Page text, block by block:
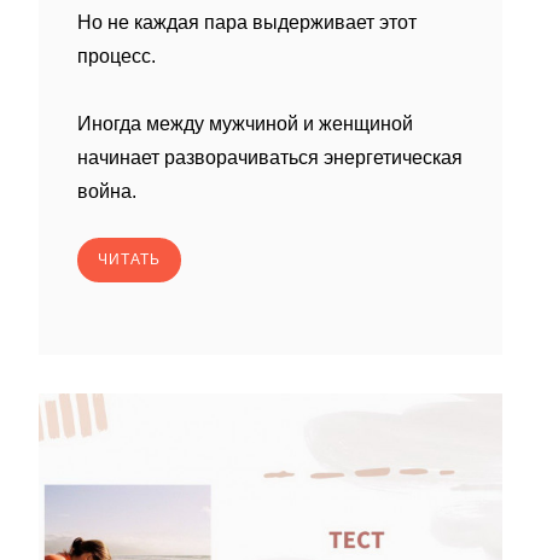
Но не каждая пара выдерживает этот
процесс.
Иногда между мужчиной и женщиной
начинает разворачиваться энергетическая
война.
ЧИТАТЬ